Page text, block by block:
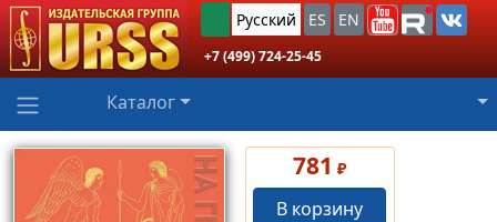
Русский ES EN
+7 (499) 724-25-45
Каталог
781 ₽
В корзину